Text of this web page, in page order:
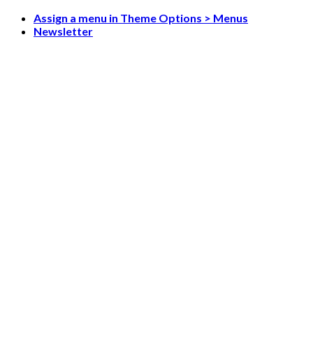
Skip
Assign a menu in Theme Options > Menus
Newsletter